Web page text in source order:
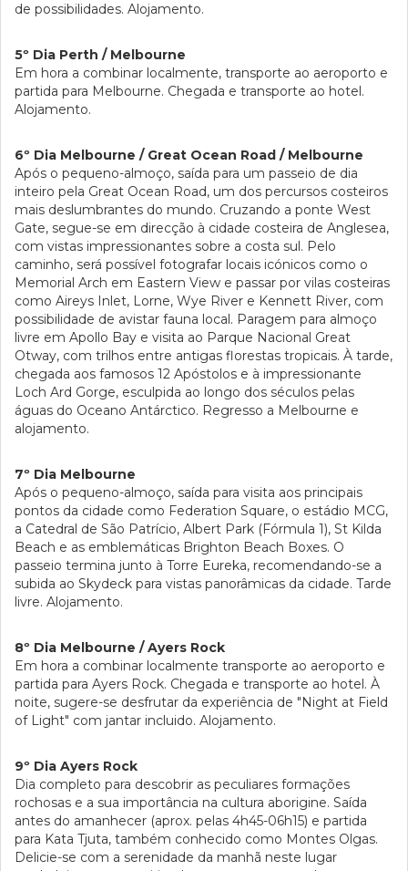
de possibilidades. Alojamento.
5º Dia Perth / Melbourne
Em hora a combinar localmente, transporte ao aeroporto e
partida para Melbourne. Chegada e transporte ao hotel.
Alojamento.
6º Dia Melbourne / Great Ocean Road / Melbourne
Após o pequeno-almoço, saída para um passeio de dia
inteiro pela Great Ocean Road, um dos percursos costeiros
mais deslumbrantes do mundo. Cruzando a ponte West
Gate, segue-se em direcção à cidade costeira de Anglesea,
com vistas impressionantes sobre a costa sul. Pelo
caminho, será possível fotografar locais icónicos como o
Memorial Arch em Eastern View e passar por vilas costeiras
como Aireys Inlet, Lorne, Wye River e Kennett River, com
possibilidade de avistar fauna local. Paragem para almoço
livre em Apollo Bay e visita ao Parque Nacional Great
Otway, com trilhos entre antigas florestas tropicais. À tarde,
chegada aos famosos 12 Apóstolos e à impressionante
Loch Ard Gorge, esculpida ao longo dos séculos pelas
águas do Oceano Antárctico. Regresso a Melbourne e
alojamento.
7º Dia Melbourne
Após o pequeno-almoço, saída para visita aos principais
pontos da cidade como Federation Square, o estádio MCG,
a Catedral de São Patrício, Albert Park (Fórmula 1), St Kilda
Beach e as emblemáticas Brighton Beach Boxes. O
passeio termina junto à Torre Eureka, recomendando-se a
subida ao Skydeck para vistas panorâmicas da cidade. Tarde
livre. Alojamento.
8º Dia Melbourne / Ayers Rock
Em hora a combinar localmente transporte ao aeroporto e
partida para Ayers Rock. Chegada e transporte ao hotel. À
noite, sugere-se desfrutar da experiência de "Night at Field
of Light" com jantar incluido. Alojamento.
9º Dia Ayers Rock
Dia completo para descobrir as peculiares formações
rochosas e a sua importância na cultura aborigine. Saída
antes do amanhecer (aprox. pelas 4h45-06h15) e partida
para Kata Tjuta, também conhecido como Montes Olgas.
Delicie-se com a serenidade da manhã neste lugar